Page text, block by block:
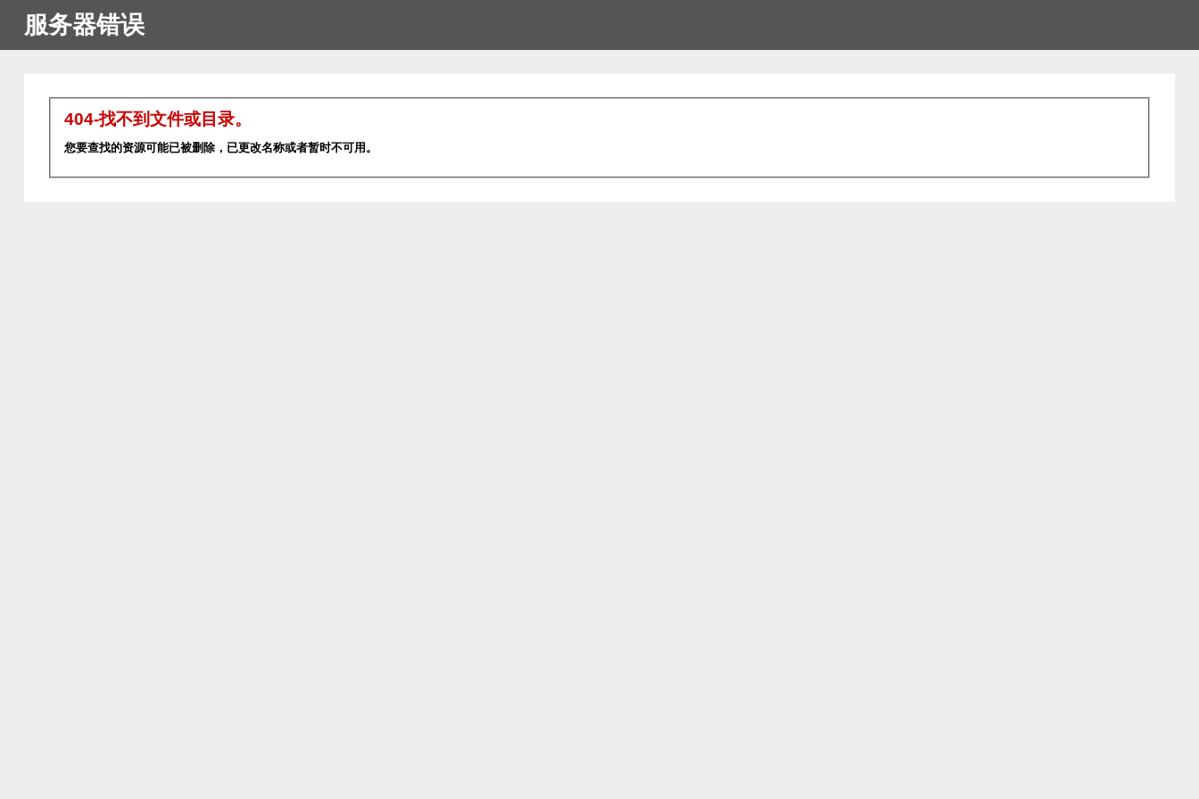
服务器错误
404-找不到文件或目录。
您要查找的资源可能已被删除，已更改名称或者暂时不可用。